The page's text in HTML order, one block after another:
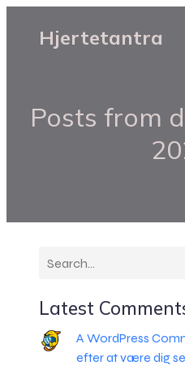
Hjertetantra
Posts from
Latest
A WordPress
efter at være dig